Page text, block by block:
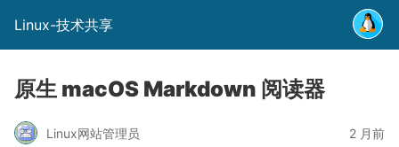
Linux-技术共享
原生 macOS Markdown 阅读器
Linux网站管理员 2 月前